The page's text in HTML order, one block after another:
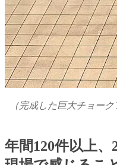
（完成した巨大チョー
年間120件以上